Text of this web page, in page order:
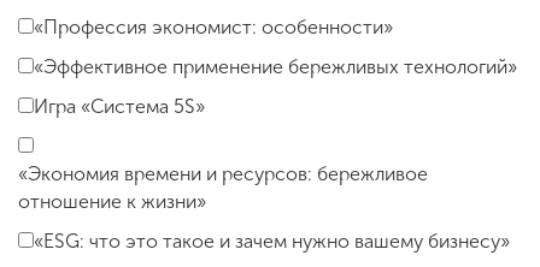
«Профессия экономист: особенности»
«Эффективное применение бережливых технологий»
Игра «Система 5S»
«Экономия времени и ресурсов: бережливое
отношение к жизни»
«ESG: что это такое и зачем нужно вашему бизнесу»